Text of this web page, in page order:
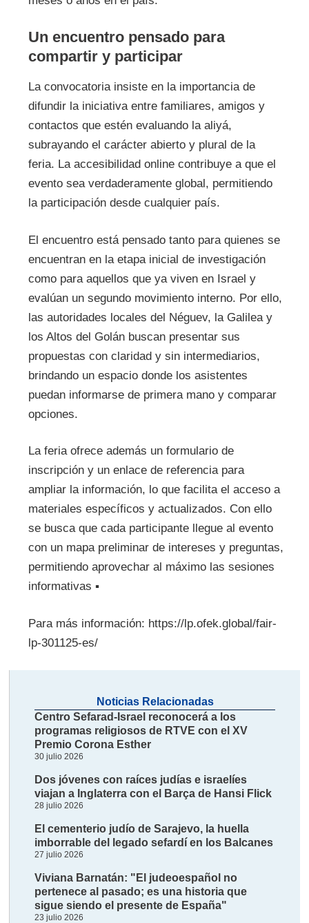
Un encuentro pensado para
compartir y participar
La convocatoria insiste en la importancia de
difundir la iniciativa entre familiares, amigos y
contactos que estén evaluando la aliyá,
subrayando el carácter abierto y plural de la
feria. La accesibilidad online contribuye a que el
evento sea verdaderamente global, permitiendo
la participación desde cualquier país.
El encuentro está pensado tanto para quienes se
encuentran en la etapa inicial de investigación
como para aquellos que ya viven en Israel y
evalúan un segundo movimiento interno. Por ello,
las autoridades locales del Néguev, la Galilea y
los Altos del Golán buscan presentar sus
propuestas con claridad y sin intermediarios,
brindando un espacio donde los asistentes
puedan informarse de primera mano y comparar
opciones.
La feria ofrece además un formulario de
inscripción y un enlace de referencia para
ampliar la información, lo que facilita el acceso a
materiales específicos y actualizados. Con ello
se busca que cada participante llegue al evento
con un mapa preliminar de intereses y preguntas,
permitiendo aprovechar al máximo las sesiones
informativas ▪
Para más información: https://lp.ofek.global/fair-
lp-301125-es/
Noticias Relacionadas
Centro Sefarad-Israel reconocerá a los
programas religiosos de RTVE con el XV
Premio Corona Esther
30 julio 2026
Dos jóvenes con raíces judías e israelíes
viajan a Inglaterra con el Barça de Hansi Flick
28 julio 2026
El cementerio judío de Sarajevo, la huella
imborrable del legado sefardí en los Balcanes
27 julio 2026
Viviana Barnatán: "El judeoespañol no
pertenece al pasado; es una historia que
sigue siendo el presente de España"
23 julio 2026